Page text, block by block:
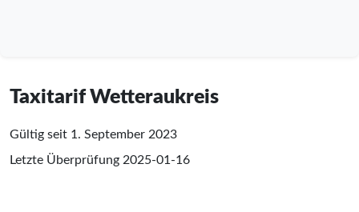
Taxitarif Wetteraukreis
Gültig seit 1. September 2023
Letzte Überprüfung 2025-01-16